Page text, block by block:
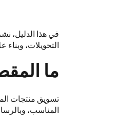
في هذا الدليل،
التحويلات، وبناء
ما
تسويق منتجات
المناسب،